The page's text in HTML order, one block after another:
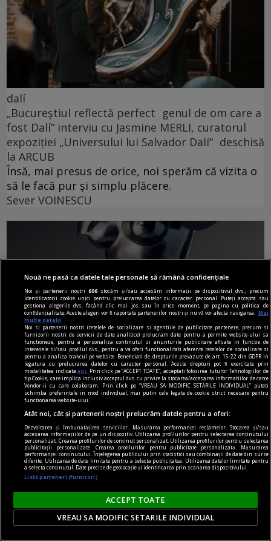
dalí
„Bucureștiul reflectă perfect genul de om care a
fost Dalí“ interviu cu Jasmine MERLI, curatorul
expoziției „Universului lui Salvador Dalí“ deschisă
la ARCUB
Însă, mai presus de orice, noi sperăm că vizita o
să le facă pur și simplu plăcere.
Sever VOINESCU
dalí
Declarația de independență a imaginației și
drepturile omului la propria sa nebunie
În coșmarul unei Venus americane, din beznă
apare (ticsit de umbrele uscate) vestitul taxi al
lui Cristofor Columb.
Nouă ne pasă ca datele tale personale să rămână confidențiale
Noi și partenerii noștri606 stocăm și/sau accesăm informații pe dispozitivul dvs., precum
identificatorii cookie unici pentru prelucrarea datelor cu caracter personal. Puteți accepta sau
gestiona alegerile dvs. făcând clic mai jos sau în orice moment, pe pagina cu politica de
confidențialitate. Aceste alegeri vor fi raportate partenerilor noștri și nu vă vor afecta navigarea.
Mai
multe detalii
Noi si partenerii nostri (retelele de socializare si agentiile de publicitate partenere, precum si
furnizorii nostri de servicii de date analitice) prelucram date pentru a permite website-ului sa
functioneze, pentru a personaliza continutul si anunturile publicitare afisate in functie de
interesele si/sau profilul dvs., pentru a va oferi functionalitati aferente retelelor de socializare si
pentru a analiza traficul pe website. Beneficiati de drepturile prevazute de art. 15-22 din GDPR in
legatura cu prelucrarea datelor cu caracter personal. Aceste drepturi pot fi exercitate prin
modalitatea indicataaici
. Prin click pe “ACCEPT TOATE”, acceptati folosirea tuturor Tehnologiilor de
tip Cookie, care implica inclusiv acceptul dvs. cu privire la stocarea/accesarea informatiilor de catre
Vendor-ii cu care colaboram. Prin click pe “VREAU SA MODIFIC SETARILE INDIVIDUAL” puteti
schimba preferintele in mod individual, mai putin cele legate de cookie strict necesare pentru
functionarea website-ului.
Atât noi, cât și partenerii noștri prelucrăm datele pentru a oferi:
Dezvoltarea și îmbunătățirea serviciilor. Măsurarea performanței reclamelor. Stocarea și/sau
accesarea informațiilor de pe un dispozitiv. Utilizarea profilurilor pentru selectarea conținutului
personalizat. Crearea profilurilor de conținut personalizat. Utilizarea profilurilor pentru selectarea
publicității personalizate. Crearea profilurilor pentru publicitate personalizată. Măsurarea
performanței conținutului. Înțelegerea publicului prin statistici sau combinații de date din surse
diferite. Utilizarea de date limitate pentru a selecta publicitatea. Utilizarea datelor limitate pentru
a selecta conținutul. Date precise de geolocație și identificarea prin scanarea dispozitivului.
Listă parteneri (furnizori)
ACCEPT TOATE
VREAU SA MODIFIC SETARILE INDIVIDUAL